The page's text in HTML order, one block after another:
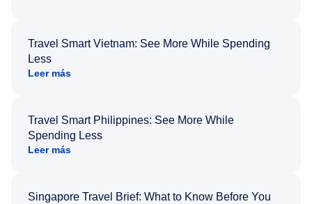
Travel Smart Vietnam: See More While Spending
Less
Leer más
Travel Smart Philippines: See More While
Spending Less
Leer más
Singapore Travel Brief: What to Know Before You